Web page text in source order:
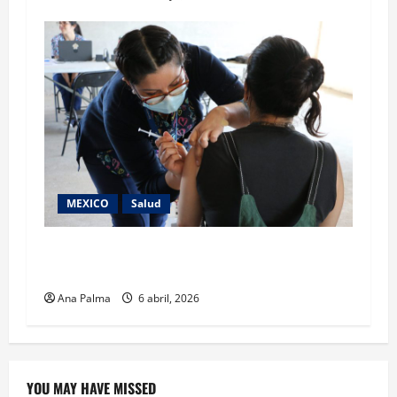
MEXICO Salud
Ana Palma 6 abril, 2026
YOU MAY HAVE MISSED